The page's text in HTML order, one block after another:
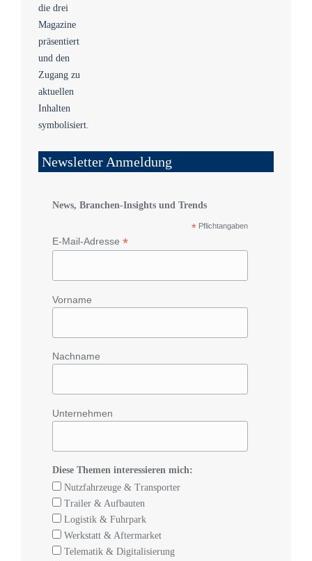
Newsletter Anmeldung
News, Branchen-Insights und Trends
* Pflichtangaben
E-Mail-Adresse *
Vorname
Nachname
Unternehmen
Diese Themen interessieren mich:
Nutzfahrzeuge & Transporter
Trailer & Aufbauten
Logistik & Fuhrpark
Werkstatt & Aftermarket
Telematik & Digitalisierung